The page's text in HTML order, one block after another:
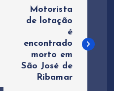
Motorista
de lotação
é
encontrado
morto em
São José de
Ribamar